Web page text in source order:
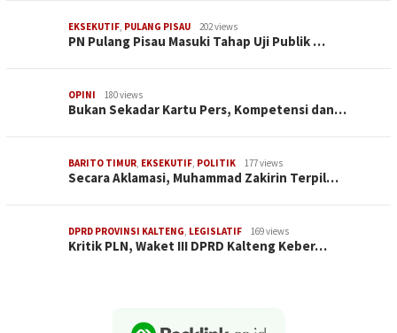
EKSEKUTIF, PULANG PISAU 202 views
PN Pulang Pisau Masuki Tahap Uji Publik …
OPINI 180 views
Bukan Sekadar Kartu Pers, Kompetensi dan…
BARITO TIMUR, EKSEKUTIF, POLITIK 177 views
Secara Aklamasi, Muhammad Zakirin Terpil…
DPRD PROVINSI KALTENG, LEGISLATIF 169 views
Kritik PLN, Waket III DPRD Kalteng Keber…